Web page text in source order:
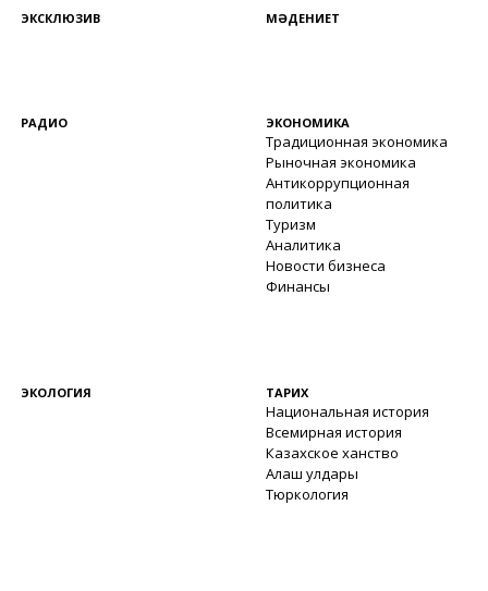
ЭКСКЛЮЗИВ МӘДЕНИЕТ
РАДИО ЭКОНОМИКА
Традиционная экономика
Рыночная экономика
Антикоррупционная
политика
Туризм
Аналитика
Новости бизнеса
Финансы
ЭКОЛОГИЯ ТАРИХ
Национальная история
Всемирная история
Казахское ханство
Алаш улдары
Тюркология